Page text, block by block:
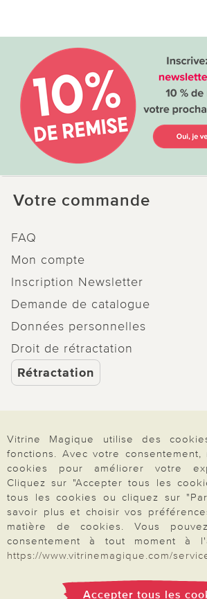
Votre commande
FAQ
Mon compte
Inscription Newsletter
Demande de catalogue
Données personnelles
Droit de rétractation
Rétractation
Paiement & Livraison
À propos de nous
Besoin d'aide?
Mentions légales |CGV|Données & liberté
Vitrine Magique utilise des
fonctions. Avec votre consentement,
cookies pour améliorer votre
Cliquez sur "Accepter tous les
tous les cookies ou cliquez sur
savoir plus et choisir vos
matière de cookies. Vous
consentement à tout moment à
https://www.vitrinemagique.com/
Accepter tous les